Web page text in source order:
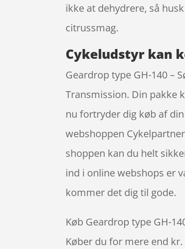
ikke at dehydrere, så
citrussmag.
Cykeludstyr kan
Geardrop type GH-140 –
Transmission. Din pakke
nu fortryder dig køb af
webshoppen
shoppen kan du helt
ind i online webshops er
kommer det dig til gode.
Køb Geardrop type GH-
Køber du for mere end